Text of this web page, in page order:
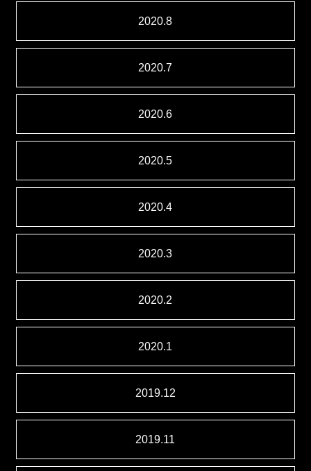
2020.8
2020.7
2020.6
2020.5
2020.4
2020.3
2020.2
2020.1
2019.12
2019.11